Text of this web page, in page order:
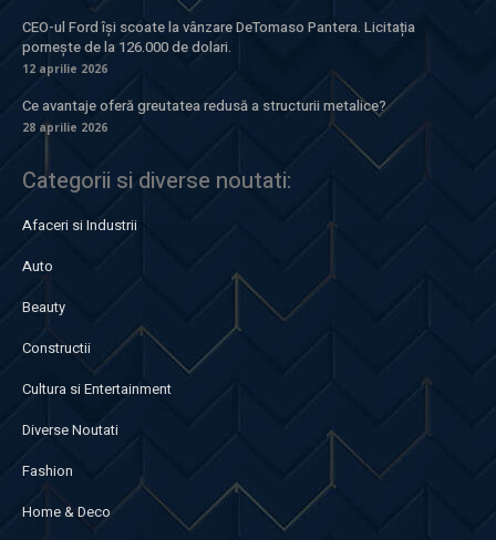
CEO-ul Ford își scoate la vânzare DeTomaso Pantera. Licitația
pornește de la 126.000 de dolari.
12 aprilie 2026
Ce avantaje oferă greutatea redusă a structurii metalice?
28 aprilie 2026
Categorii si diverse noutati:
Afaceri si Industrii
Auto
Beauty
Constructii
Cultura si Entertainment
Diverse Noutati
Fashion
Home & Deco